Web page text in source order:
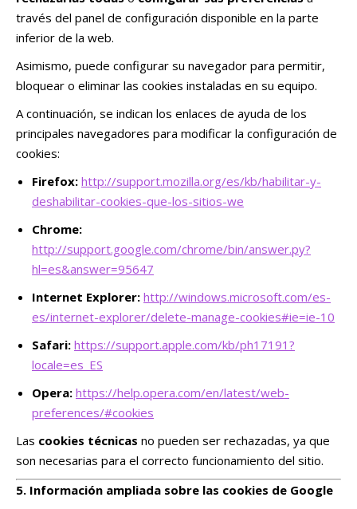
través del panel de configuración disponible en la parte
inferior de la web.
Asimismo, puede configurar su navegador para permitir,
bloquear o eliminar las cookies instaladas en su equipo.
A continuación, se indican los enlaces de ayuda de los
principales navegadores para modificar la configuración de
cookies:
Firefox: http://support.mozilla.org/es/kb/habilitar-y-
deshabilitar-cookies-que-los-sitios-we
Chrome:
http://support.google.com/chrome/bin/answer.py?
hl=es&answer=95647
Internet Explorer: http://windows.microsoft.com/es-
es/internet-explorer/delete-manage-cookies#ie=ie-10
Safari: https://support.apple.com/kb/ph17191?
locale=es_ES
Opera: https://help.opera.com/en/latest/web-
preferences/#cookies
Las cookies técnicas no pueden ser rechazadas, ya que
son necesarias para el correcto funcionamiento del sitio.
5. Información ampliada sobre las cookies de Google